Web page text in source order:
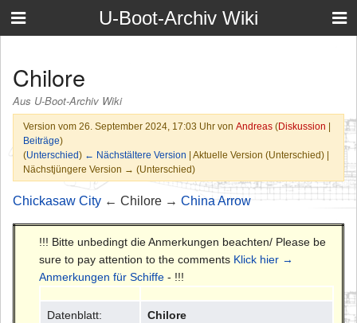
U-Boot-Archiv Wiki
Chilore
Aus U-Boot-Archiv Wiki
Version vom 26. September 2024, 17:03 Uhr von Andreas (Diskussion |
Beiträge)
(Unterschied) ← Nächstältere Version | Aktuelle Version (Unterschied) |
Nächstjüngere Version → (Unterschied)
Chickasaw City ← Chilore → China Arrow
!!! Bitte unbedingt die Anmerkungen beachten/ Please be
sure to pay attention to the comments Klick hier →
Anmerkungen für Schiffe - !!!
Datenblatt: Chilore